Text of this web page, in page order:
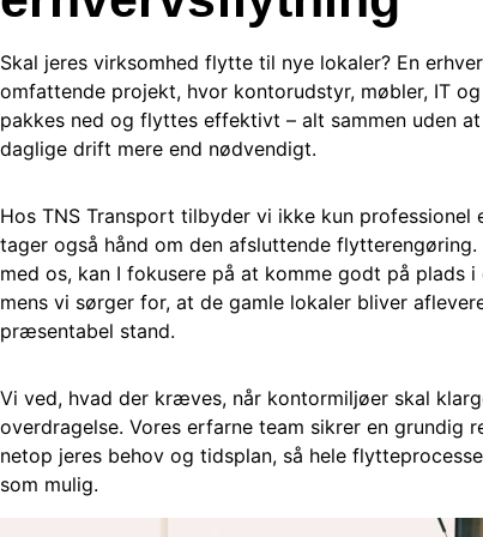
Skal jeres virksomhed flytte til nye lokaler? En
omfattende projekt, hvor kontorudstyr, møbler, IT
pakkes ned og flyttes effektivt – alt sammen uden
daglige drift mere end nødvendigt.
Hos TNS Transport tilbyder vi ikke kun professionel
tager også hånd om den afsluttende flytterengøring.
med os, kan I fokusere på at komme godt på plads i
mens vi sørger for, at de gamle lokaler bliver
præsentabel stand.
Vi ved, hvad der kræves, når kontormiljøer skal
overdragelse. Vores erfarne team sikrer en grundig
netop jeres behov og tidsplan, så hele
som mulig.